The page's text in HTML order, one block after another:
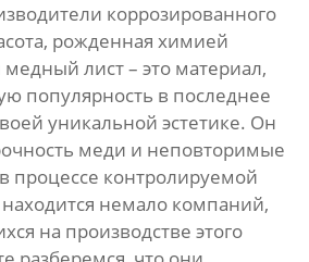
коррозированного
рожденная химией
лист – это материал,
популярность в последнее
уникальной эстетике. Он
меди и неповторимые
процессе контролируемой
немало компаний,
на производстве этого